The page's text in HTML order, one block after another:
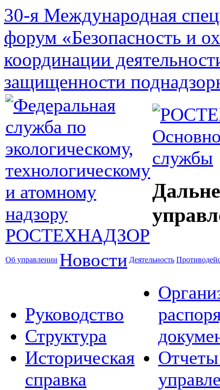
30-я Международная
форум «Безопасность и
координации
защищенности
службы
Об управлении Новости Деятельность
Руководство
Структура
Историческая
справка
Отчеты